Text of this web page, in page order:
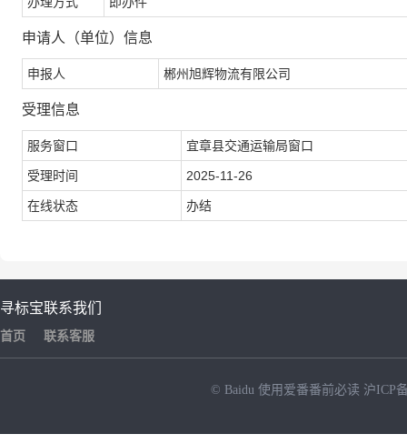
申请人（单位）信息
申报人 郴州旭辉物流有限公司
受理信息
服务窗口 宜章县交通运输局窗口
受理时间 2025-11-26
在线状态 办结
寻标宝
首页
联系我们
联系客服
© Baidu 使用爱番番前必读 沪ICP